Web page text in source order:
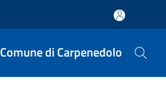
Comune di Carpenedolo